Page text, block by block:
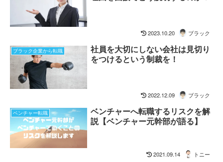
2023.10.20 ブラック
ブラック企業から転職
社員を大切にしない会社は見切り
をつけるという制裁を！
2022.12.09 ブラック
ベンチャー転職
ベンチャーへ転職するリスクを解
説【ベンチャー元幹部が語る】
2021.09.14 トニー